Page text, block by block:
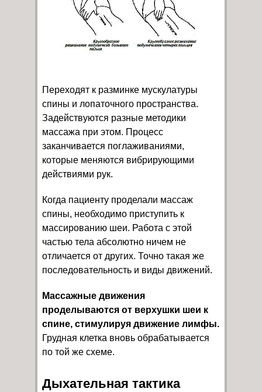
Переходят к разминке мускулатуры
спины и лопаточного пространства.
Задействуются разные методики
массажа при этом. Процесс
заканчивается поглаживаниями,
которые меняются вибрирующими
действиями рук.
Когда пациенту проделали массаж
спины, необходимо приступить к
массированию шеи. Работа с этой
частью тела абсолютно ничем не
отличается от других. Точно такая же
последовательность и виды движений.
Массажные движения
проделываются от верхушки шеи к
спине, стимулируя движение лимфы.
Грудная клетка вновь обрабатывается
по той же схеме.
Дыхательная тактика